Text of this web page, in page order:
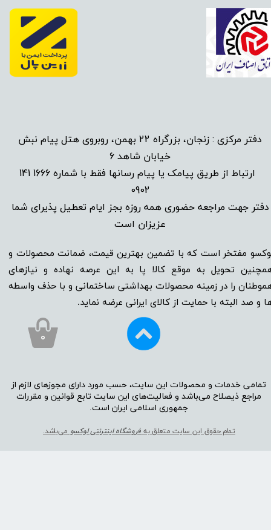
دفتر مرکزی : زنجان، بزرگراه 22 بهمن، روبروی هتل پیام نبش
خیابان شاهد 6
ارتباط از طریق پیامک یا پیام رسانها فقط با شماره
1666 141
0902
دفتر جهت مراجعه حضوری همه روزه بجز ایام تعطیل پذیرای شما
عزیزان است​​​​​​​
مفتخر است که با تضمین بهترین قیمت، ضمانت محصولات و
تحویل به موقع کالا پا به این عرصه نهاده و نیاز‌‌‌‌‌‌‌‌های
را در زمینه‌‌‌ محصولات بهداشتی ساختمانی و با حذف واسطه
و صد البته با حمایت از کالای ایرانی عرضه نماید.
تمامی خدمات و محصولات این سایت، حسب مورد دارای مجوز‌‌‌‌های لازم از
مراجع ذیصلاح می‌باشد و فعالیت‌‌‌‌های این سایت تابع قوانین و مقررات
جمهوری اسلامی ایران است.​​​​​​​
تمام حقوق این سایت متعلق بهفروشگاه اینترنتی لوکسومی‌باشد.
۰